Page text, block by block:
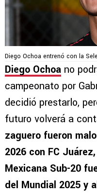
Diego Ochoa entrenó con la
Diego Ochoa no
campeonato por
decidió prestarlo,
futuro volverá a
zaguero fueron
2026 con FC
Mexicana Sub-20
del Mundial 2025 y